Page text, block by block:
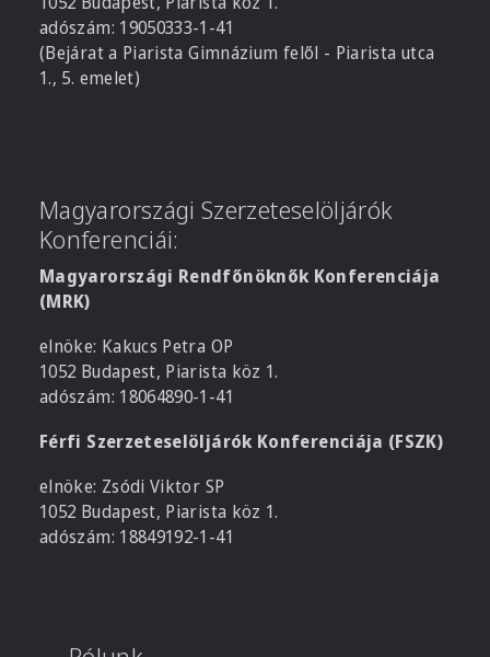
adószám: 19050333-1-41
(Bejárat a Piarista Gimnázium felől - Piarista utca
1., 5. emelet)
Magyarországi Szerzeteselöljárók
Konferenciái:
Magyarországi Rendfőnöknők Konferenciája
(MRK)
elnöke: Kakucs Petra OP
1052 Budapest, Piarista köz 1.
adószám: 18064890-1-41
Férfi Szerzeteselöljárók Konferenciája (FSZK)
elnöke: Zsódi Viktor SP
1052 Budapest, Piarista köz 1.
adószám: 18849192-1-41